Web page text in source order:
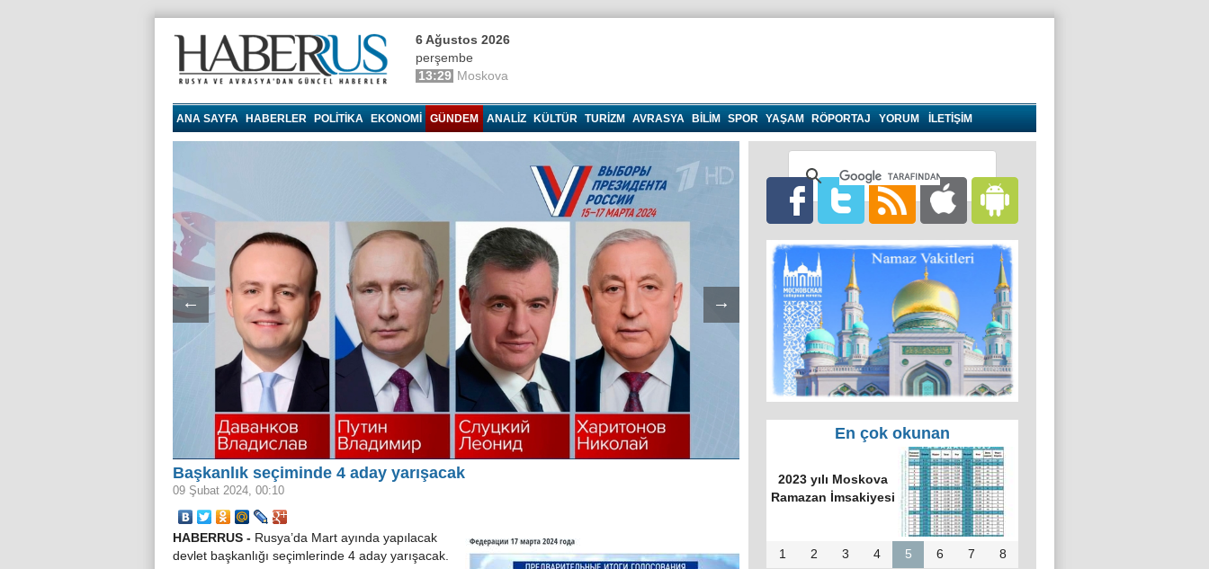
6 Ağustos 2026
perşembe
13:29 Moskova
ANA SAYFA HABERLER POLITIKA EKONOMI GÜNDEM ANALIZ KÜLTÜR TURIZM AVRASYA BILIM SPOR YAŞAM RÖPORTAJ YORUM İLETİŞİM
← →
Başkanlık seçiminde 4 aday yarışacak
09 Şubat 2024, 00:10
HABERRUS - Rusya’da Mart ayında yapılacak
devlet başkanlığı seçimlerinde 4 aday yarışacak.
En çok okunan
2023 yılı Moskova
Ramazan İmsakiyesi
1 2 3 4 5 6 7 8